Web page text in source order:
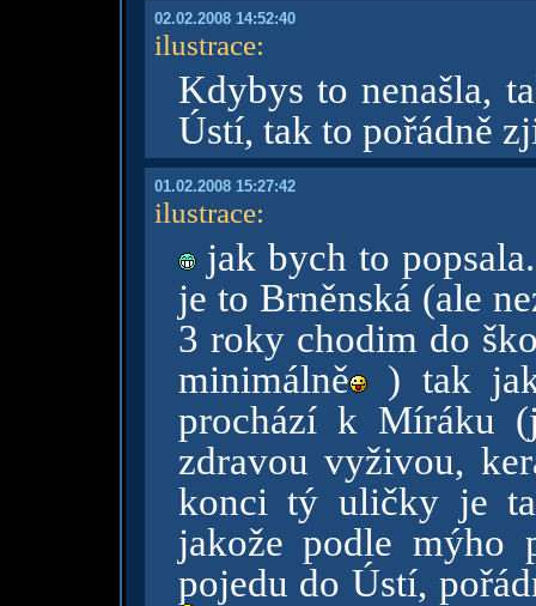
02.02.2008 14:52:40
ilustrace:
Kdybys to nenašla,
Ústí, tak to pořádně
01.02.2008 15:27:42
ilustrace:
jak bych to
je to Brněnská (ale
3 roky chodim do
minimálně ) tak jak
prochází k Míráku
zdravou vyživou,
konci tý uličky je
jakože podle mýho
pojedu do Ústí,